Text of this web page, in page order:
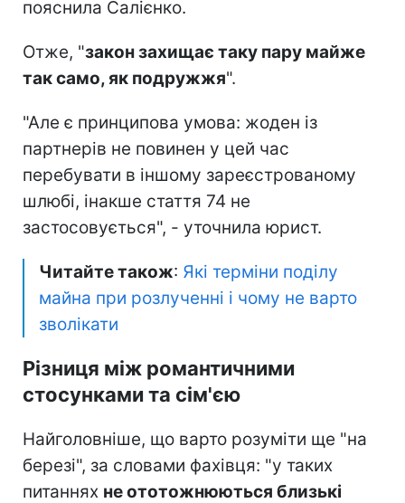
пояснила Салієнко.
Отже, "закон захищає таку пару майже
так само, як подружжя".
"Але є принципова умова: жоден із
партнерів не повинен у цей час
перебувати в іншому зареєстрованому
шлюбі, інакше стаття 74 не
застосовується", - уточнила юрист.
Читайте також: Які терміни поділу
майна при розлученні і чому не варто
зволікати
Різниця між романтичними
стосунками та сім'єю
Найголовніше, що варто розуміти ще "на
березі", за словами фахівця: "у таких
питаннях не ототожнюються близькі